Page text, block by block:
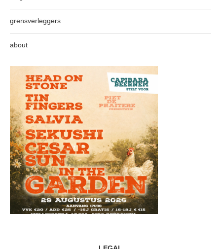
grensverleggers
about